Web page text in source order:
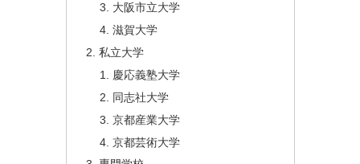
大阪市立大学
滋賀大学
私立大学
慶応義塾大学
同志社大学
京都産業大学
京都芸術大学